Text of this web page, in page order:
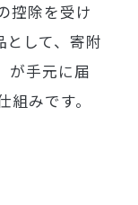
控除を受け
して、 寄附
が手元に届
みです。